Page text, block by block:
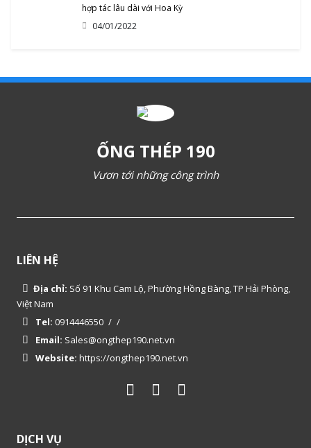
hợp tác lâu dài với Hoa Kỳ
04/01/2022
ỐNG THÉP 190
Vươn tới những công trình
LIÊN HỆ
Địa chỉ: Số 91 Khu Cam Lộ, Phường Hồng Bàng, TP Hải Phòng,
Việt Nam
Tel: 0914446550 / /
Email: Sales@ongthep190.net.vn
Website: https://ongthep190.net.vn
DỊCH VỤ